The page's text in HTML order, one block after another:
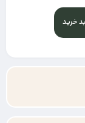
خرید